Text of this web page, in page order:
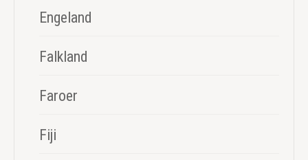
Engeland
Falkland
Faroer
Fiji